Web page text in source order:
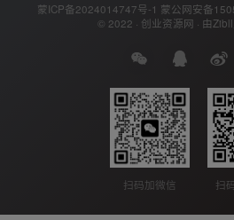
蒙ICP备2024014747号-1 蒙公网安备
© 2022 · 创业资源网 · 由
扫码加微信 扫